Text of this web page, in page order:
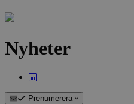
Nyheter
Prenumerera